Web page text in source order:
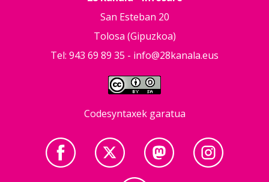
San Esteban 20
Tolosa (Gipuzkoa)
Tel: 943 69 89 35 - info@28kanala.eus
Codesyntaxek garatua